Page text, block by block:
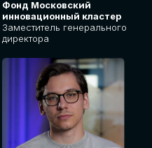
Фонд Московский
инновационный кластер
Заместитель генерального
директора